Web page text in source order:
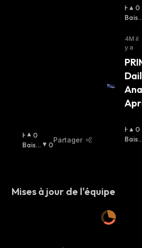
H
A
E
0
Baissi
0
Partager
H
A
S
S
E
R
0
4M il
y a
H
A
0
Mises à jour de l'équipe